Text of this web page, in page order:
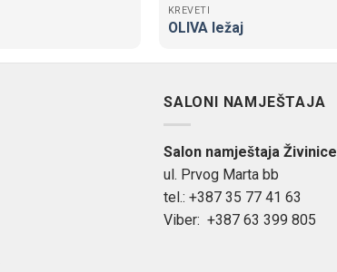
KREVETI
OLIVA ležaj
SALONI NAMJEŠTAJA
Salon namještaja Živinice
ul. Prvog Marta bb
tel.: +387 35 77 41 63
Viber: +387 63 399 805